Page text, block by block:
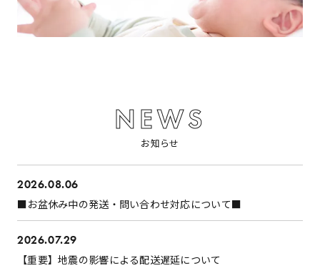
NEWS
お知らせ
2026.08.06
■お盆休み中の発送・問い合わせ対応について■
2026.07.29
【重要】地震の影響による配送遅延について